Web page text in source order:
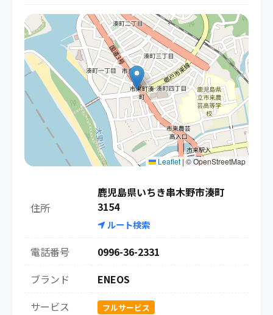
Leaflet |© OpenStreetMap
住所
鹿児島県いちき串木野市湊町
3154
ルート検索
電話番号
0996-36-2331
ブランド
ENEOS
サービス
フルサービス